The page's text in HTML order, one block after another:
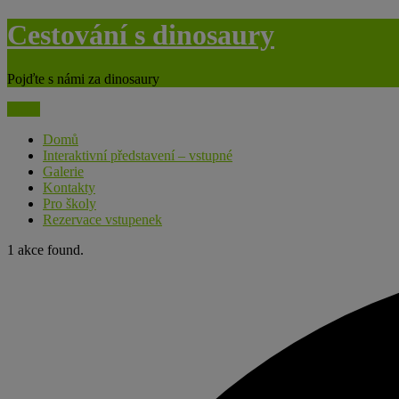
Skip
to
Cestování s dinosaury
Pojďte s námi za dinosaury
Domů
Interaktivní představení – vstupné
Galerie
Kontakty
Pro školy
Rezervace vstupenek
1 akce found.